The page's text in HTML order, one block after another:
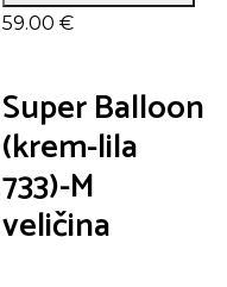
59.00 €
Super Balloon
(krem-lila
733)-M
veličina